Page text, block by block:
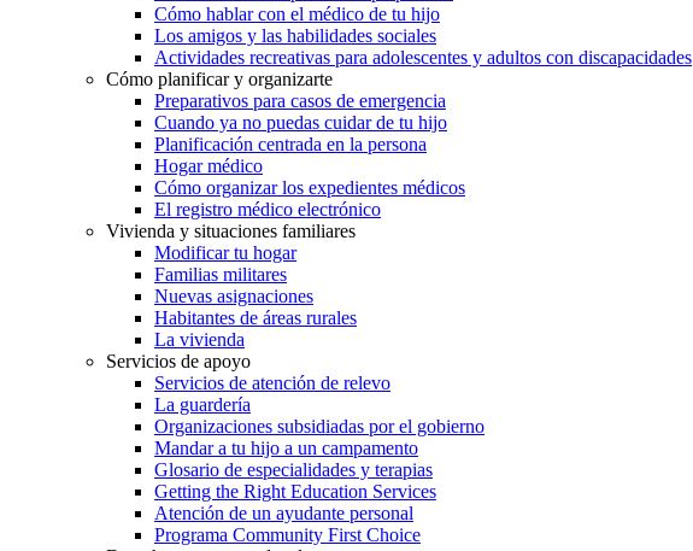
Cómo hablar con el médico de tu hijo
Los amigos y las habilidades sociales
Actividades recreativas para adolescentes y adultos con discapacidades
Cómo planificar y organizarte
Preparativos para casos de emergencia
Cuando ya no puedas cuidar de tu hijo
Planificación centrada en la persona
Hogar médico
Cómo organizar los expedientes médicos
El registro médico electrónico
Vivienda y situaciones familiares
Modificar tu hogar
Familias militares
Nuevas asignaciones
Habitantes de áreas rurales
La vivienda
Servicios de apoyo
Servicios de atención de relevo
La guardería
Organizaciones subsidiadas por el gobierno
Mandar a tu hijo a un campamento
Glosario de especialidades y terapias
Getting the Right Education Services
Atención de un ayudante personal
Programa Community First Choice